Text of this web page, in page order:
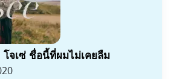
โจเซ่ ชื่อนี้ที่ผมไม่เคยลืม